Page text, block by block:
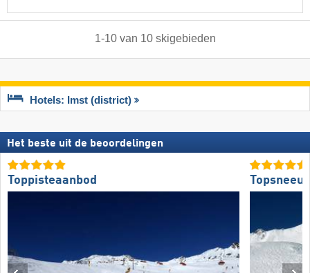
1-10van 10 skigebieden
Hotels: Imst (district)
Het beste uit de beoordelingen
Toppisteaanbod